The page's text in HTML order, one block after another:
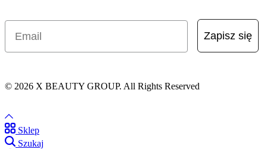
Email
Zapisz się
© 2026 X BEAUTY GROUP. All Rights Reserved
Sklep
Szukaj